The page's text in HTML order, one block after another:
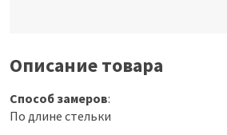
Описание товара
Способ замеров:
По длине стельки